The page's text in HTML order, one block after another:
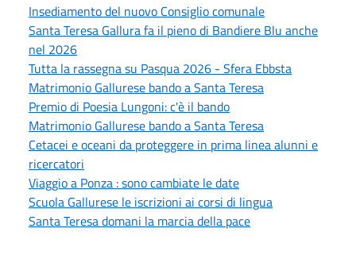
Insediamento del nuovo Consiglio comunale
Santa Teresa Gallura fa il pieno di Bandiere Blu anche
nel 2026
Tutta la rassegna su Pasqua 2026 - Sfera Ebbsta
Matrimonio Gallurese bando a Santa Teresa
Premio di Poesia Lungoni: c'è il bando
Matrimonio Gallurese bando a Santa Teresa
Cetacei e oceani da proteggere in prima linea alunni e
ricercatori
Viaggio a Ponza : sono cambiate le date
Scuola Gallurese le iscrizioni ai corsi di lingua
Santa Teresa domani la marcia della pace